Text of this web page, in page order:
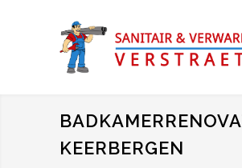
KEERBERGEN